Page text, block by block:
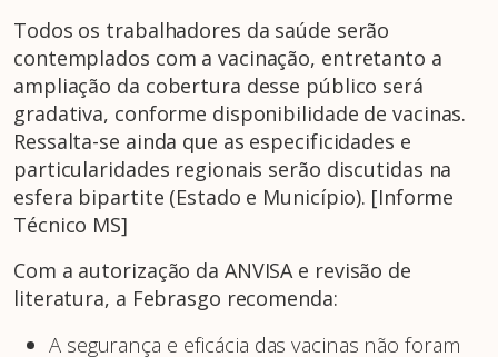
Todos os trabalhadores da saúde serão
contemplados com a vacinação, entretanto a
ampliação da cobertura desse público será
gradativa, conforme disponibilidade de vacinas.
Ressalta-se ainda que as especificidades e
particularidades regionais serão discutidas na
esfera bipartite (Estado e Município). [Informe
Técnico MS]
Com a autorização da ANVISA e revisão de
literatura, a Febrasgo recomenda:
A segurança e eficácia das vacinas não foram